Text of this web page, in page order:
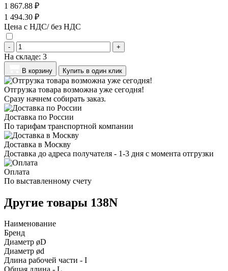
1 867.88 ₽
1 494.30 ₽
Цена с НДС/ без НДС
- +
На складе: 3
В корзину Купить в один клик
Отгрузка товара возможна уже сегодня!
Сразу начнем собирать заказ.
Доставка по России
По тарифам транспортной компании
Доставка в Москву
Доставка до адреса получателя - 1-3 дня с момента отгрузки
Оплата
По выставленному счету
Другие товары 138N
Наименование
Бренд
Диаметр øD
Диаметр ød
Длина рабочей части - I